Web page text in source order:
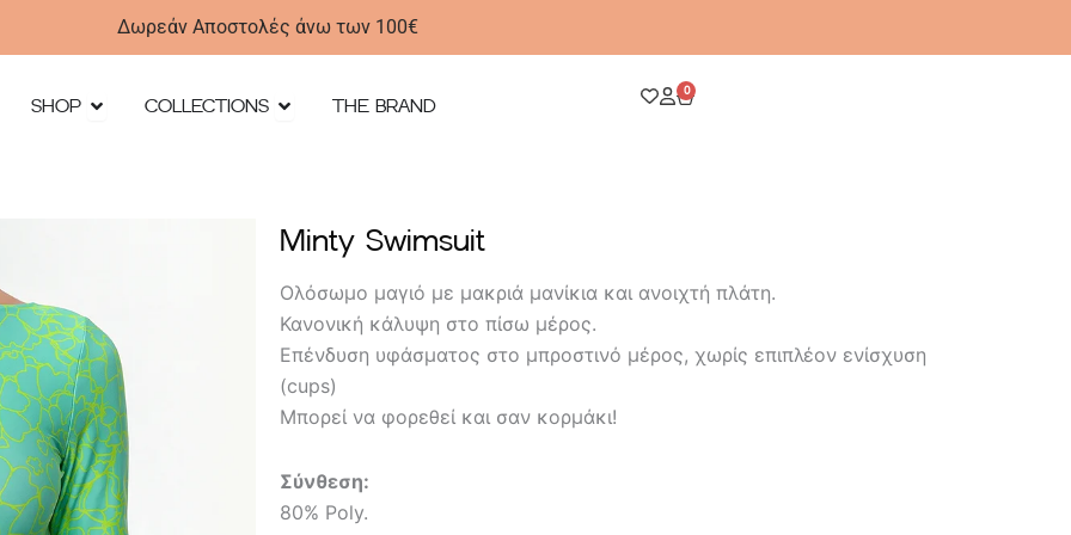
Δωρεάν Αποστολές άνω των 100€
SHOP Open SHOPCOLLECTIONS Open Collections
THE BRAND
0
Cart
Minty Swimsuit
Ολόσωμο μαγιό με μακριά μανίκια και ανοιχτή πλάτη.
Κανονική κάλυψη στο πίσω μέρος.
Επένδυση υφάσματος στο μπροστινό μέρος, χωρίς επιπλέον ενίσχυση
(cups)
Μπορεί να φορεθεί και σαν κορμάκι!
Σύνθεση:
80% Poly.